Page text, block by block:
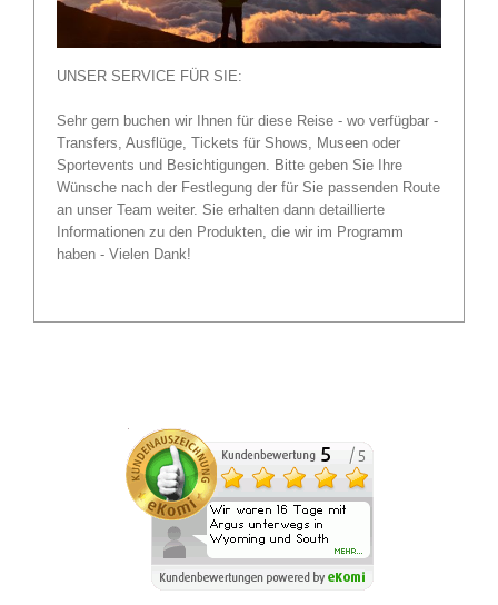
UNSER SERVICE FÜR SIE:
Sehr gern buchen wir Ihnen für diese Reise - wo verfügbar -
Transfers, Ausflüge, Tickets für Shows, Museen oder
Sportevents und Besichtigungen. Bitte geben Sie Ihre
Wünsche nach der Festlegung der für Sie passenden Route
an unser Team weiter. Sie erhalten dann detaillierte
Informationen zu den Produkten, die wir im Programm
haben - Vielen Dank!